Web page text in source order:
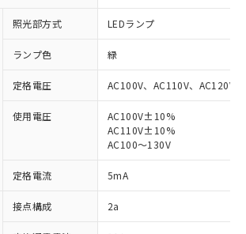
照光部方式 LEDランプ
ランプ色 緑
定格電圧 AC100V、AC110V、AC120V
使用電圧
AC100V±10%
AC110V±10%
AC100～130V
定格電流 5mA
接点構成 2a
み：EU RoHS指令（10物質）の
対応した製品が提供可能な商品で
EU RoHS指令（10物質）の非含
した製品に切り替える予定のある